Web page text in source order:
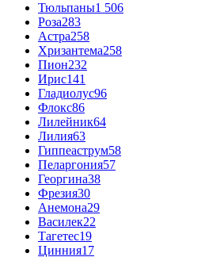
Тюльпаны1 506
Роза283
Астра258
Хризантема258
Пион232
Ирис141
Гладиолус96
Флокс86
Лилейник64
Лилия63
Гиппеаструм58
Пеларгония57
Георгина38
Фрезия30
Анемона29
Василек22
Тагетес19
Цинния17